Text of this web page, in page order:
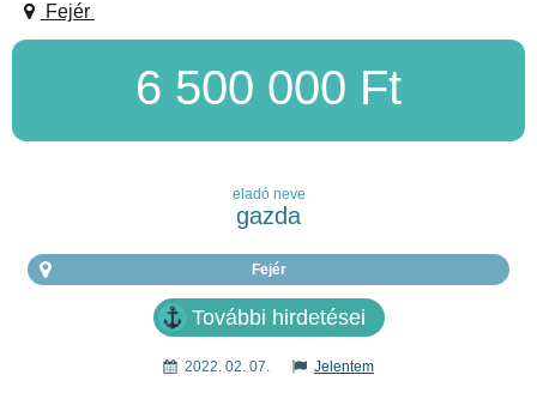
Fejér
6 500 000 Ft
eladó neve
gazda
Fejér
További hirdetései
2022. 02. 07. Jelentem